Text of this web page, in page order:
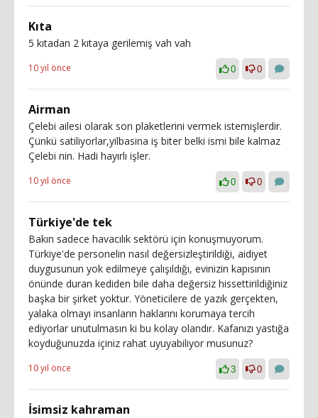
Kıta
5 kıtadan 2 kıtaya gerilemiş vah vah
10 yıl önce 0 0
Airman
Çelebi ailesi olarak son plaketlerini vermek istemişlerdir.
Çünkü satiliyorlar,yilbasina iş biter belki ismi bile kalmaz
Çelebi nin. Hadi hayırlı işler.
10 yıl önce 0 0
Türkiye'de tek
Bakın sadece havacılık sektörü için konuşmuyorum.
Türkiye'de personelin nasıl değersizleştirildiği, aidiyet
duygusunun yok edilmeye çalışıldığı, evinizin kapısının
önünde duran kediden bile daha değersiz hissettirildiğiniz
başka bir şirket yoktur. Yöneticilere de yazık gerçekten,
yalaka olmayı insanların haklarını korumaya tercih
ediyorlar unutulmasın ki bu kolay olandır. Kafanızı yastığa
koyduğunuzda içiniz rahat uyuyabiliyor musunuz?
10 yıl önce 3 0
İsimsiz kahraman